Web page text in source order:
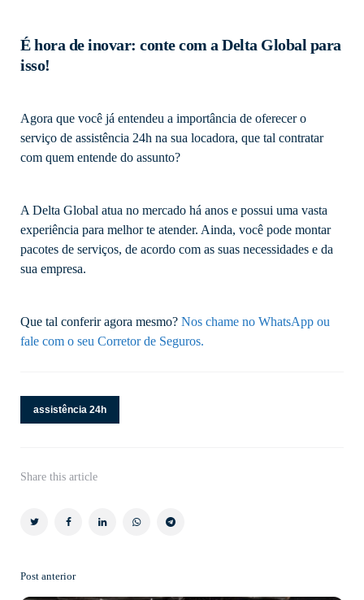
É hora de inovar: conte com a Delta Global para
isso!
Agora que você já entendeu a importância de oferecer o
serviço de assistência 24h na sua locadora, que tal contratar
com quem entende do assunto?
A Delta Global atua no mercado há anos e possui uma vasta
experiência para melhor te atender. Ainda, você pode montar
pacotes de serviços, de acordo com as suas necessidades e da
sua empresa.
Que tal conferir agora mesmo? Nos chame no WhatsApp ou
fale com o seu Corretor de Seguros.
assistência 24h
Share this article
Post anterior